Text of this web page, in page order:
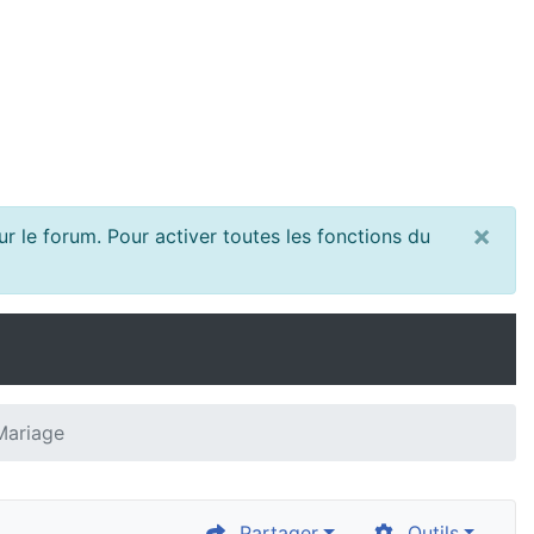
le forum. Pour activer toutes les fonctions du ×